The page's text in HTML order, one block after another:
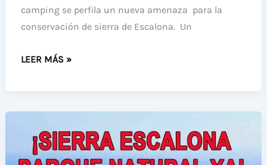
camping se perfila un nueva amenaza para la
conservación de sierra de Escalona. Un
EL
EN
SIERRA
LEER MÁS »